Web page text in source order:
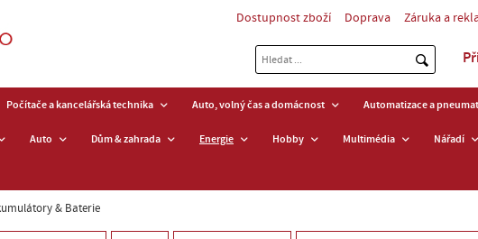
Dostupnost zboží Doprava Záruka a
Počítače a kancelářská technika Auto, volný čas a domácnost Automatizace a
Auto Dům & zahrada Energie Hobby Multimédia Nářadí
& Baterie